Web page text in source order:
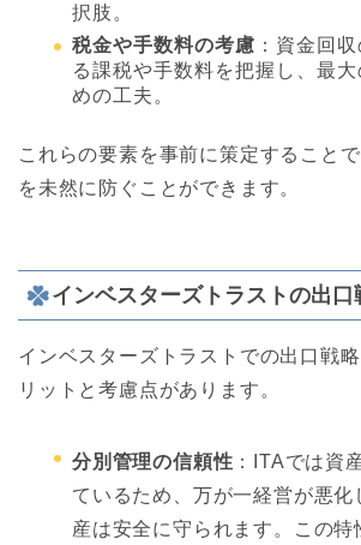
択肢。
税金や手数料の考慮 ：資金回
る課税や手数料を把握し、最
めの工夫。
これらの要素を事前に策定すること
を未然に防ぐことができます。
インベスターズトラストの出口
インベスターズトラストでの出口戦
リットと考慮点があります。
分別管理の信頼性 ：ITAでは資
ているため、万が一経営が悪化
産は安全に守られます。この特